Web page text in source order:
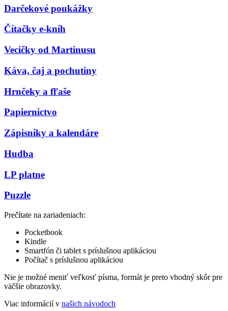
Darčekové poukážky
Čítačky e-kníh
Vecičky od Martinusu
Káva, čaj a pochutiny
Hrnčeky a fľaše
Papiernictvo
Zápisníky a kalendáre
Hudba
LP platne
Puzzle
Prečítate na zariadeniach:
Pocketbook
Kindle
Smartfón či tablet s príslušnou aplikáciou
Počítač s príslušnou aplikáciou
Nie je možné meniť veľkosť písma, formát je preto vhodný skôr pre
väčšie obrazovky.
Viac informácií v našich návodoch